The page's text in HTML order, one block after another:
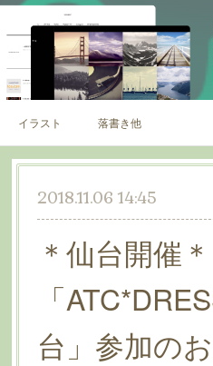
イラスト 落書き他
2018.11.06 14:45
＊仙台開催＊
「
台」参加の